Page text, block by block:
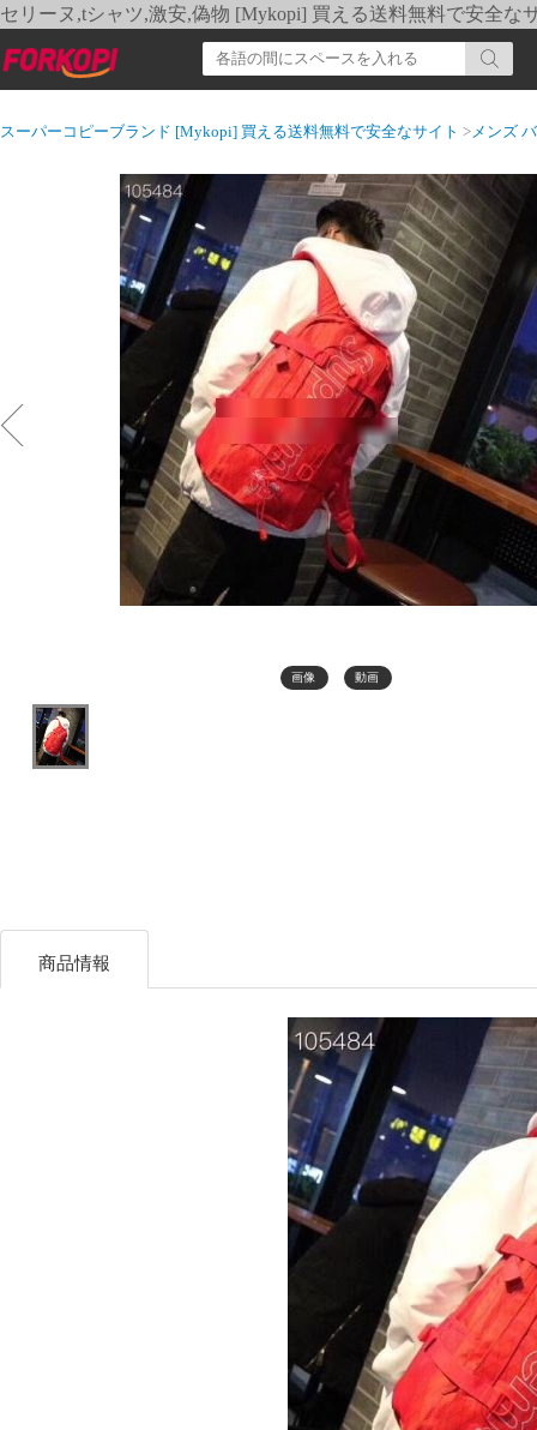
セリーヌ,tシャツ,激安,偽物 [Mykopi] 買える送料無料で安全な
スーパーコピーブランド [Mykopi] 買える送料無料で安全なサイト >メンズ
画像 動画
商品情報